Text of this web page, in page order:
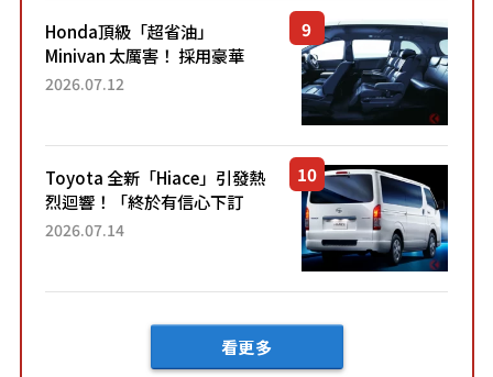
Honda頂級「超省油」
Minivan 太厲害！ 採用豪華
「真皮座椅」與專屬「黑色內
「三...
2026.07.12
Toyota 全新「Hiace」引發熱
烈迴響！「終於有信心下訂
了！」「哪個等級交車最
車？...
2026.07.14
看更多